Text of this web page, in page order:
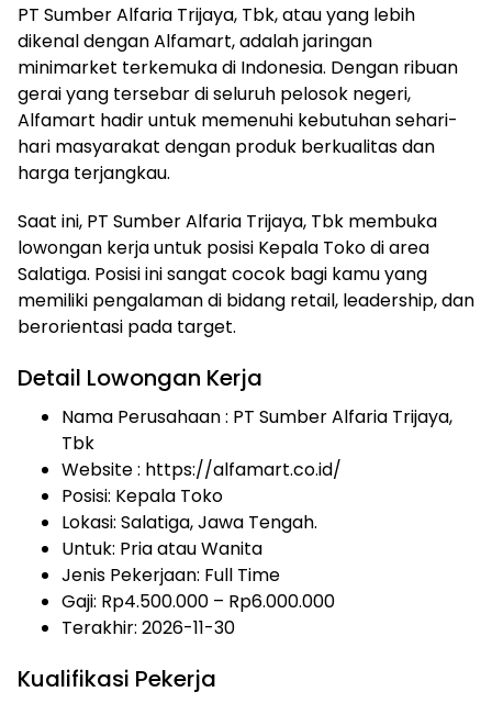
PT Sumber Alfaria Trijaya, Tbk, atau yang lebih
dikenal dengan Alfamart, adalah jaringan
minimarket terkemuka di Indonesia. Dengan ribuan
gerai yang tersebar di seluruh pelosok negeri,
Alfamart hadir untuk memenuhi kebutuhan sehari-
hari masyarakat dengan produk berkualitas dan
harga terjangkau.
Saat ini, PT Sumber Alfaria Trijaya, Tbk membuka
lowongan kerja untuk posisi Kepala Toko di area
Salatiga. Posisi ini sangat cocok bagi kamu yang
memiliki pengalaman di bidang retail, leadership, dan
berorientasi pada target.
Detail Lowongan Kerja
Nama Perusahaan : PT Sumber Alfaria Trijaya,
Tbk
Website : https://alfamart.co.id/
Posisi: Kepala Toko
Lokasi: Salatiga, Jawa Tengah.
Untuk: Pria atau Wanita
Jenis Pekerjaan: Full Time
Gaji: Rp4.500.000 – Rp6.000.000
Terakhir: 2026-11-30
Kualifikasi Pekerja